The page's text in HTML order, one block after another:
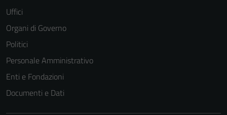
Uffici
Organi di Governo
Politici
Personale Amministrativo
Enti e Fondazioni
Documenti e Dati